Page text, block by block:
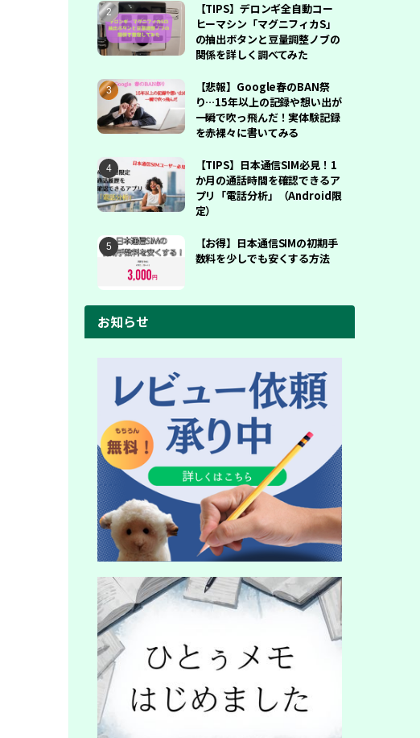
【TIPS】デロンギ全自動コー
ヒーマシン「マグニフィカS」
の抽出ボタンと豆量調整ノブの
関係を詳しく調べてみた
【悲報】Google春のBAN祭
り…15年以上の記録や想い出が
一瞬で吹っ飛んだ！実体験記録
を赤裸々に書いてみる
【TIPS】日本通信SIM必見！1
か月の通話時間を確認できるア
プリ「電話分析」（Android限
定）
【お得】日本通信SIMの初期手
数料を少しでも安くする方法
お知らせ